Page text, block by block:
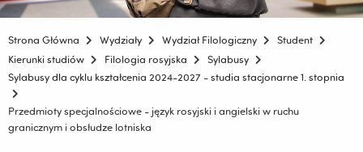
Strona Główna Wydziały Wydział Filologiczny
Student
Kierunki studiów
Filologia rosyjska
Sylabusy
Sylabusy dla cyklu kształcenia 2024-2027 - studia stacjonarne 1. stopnia
Przedmioty specjalnościowe - język rosyjski i angielski w ruchu
granicznym i obsłudze lotniska